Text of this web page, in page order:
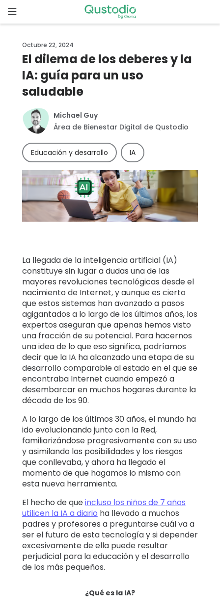
to
content
Comenzar
¿Por qué
Qustodio?
Funcionalidades
Descargas
Precios
Centro de
aprendizaje
Asistencia
Acceso Crear cuenta
Octubre 22, 2024
El dilema de los deberes y la
IA: guía para un uso
saludable
Michael Guy
Área de Bienestar Digital de Qustodio
Educación y desarrollo IA
La llegada de la inteligencia artificial (IA)
constituye sin lugar a dudas una de las
mayores revoluciones tecnológicas desde el
nacimiento de Internet, y aunque es cierto
que estos sistemas han avanzado a pasos
agigantados a lo largo de los últimos años, los
expertos aseguran que apenas hemos visto
una fracción de su potencial. Para hacernos
una idea de lo que eso significa, podríamos
decir que la IA ha alcanzado una etapa de su
desarrollo comparable al estado en el que se
encontraba Internet cuando empezó a
desembarcar en muchos hogares durante la
década de los 90.
A lo largo de los últimos 30 años, el mundo ha
ido evolucionando junto con la Red,
familiarizándose progresivamente con su uso
y asimilando las posibilidades y los riesgos
que conllevaba, y ahora ha llegado el
momento de que hagamos lo mismo con
esta nueva herramienta.
El hecho de queincluso los niños de 7 años
utilicen la IA a diario ha llevado a muchos
padres y profesores a preguntarse cuál va a
ser el futuro de esta tecnología y si depender
excesivamente de ella puede resultar
perjudicial para la educación y el desarrollo
de los más pequeños.
¿Qué es la IA?